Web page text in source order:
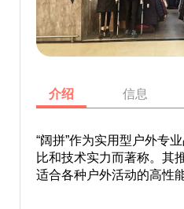
介绍 信息
“阔拼”作为实用型户外专
比和技术实力而著称。其
适合各种户外活动的高性